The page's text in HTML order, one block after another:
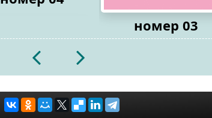
номер 03